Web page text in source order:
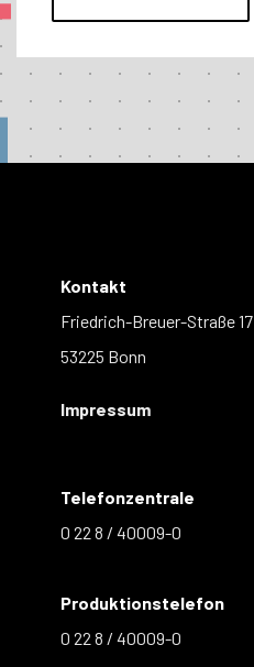
Kontakt
Friedrich-Breuer-Straße 17
53225 Bonn
Impressum
Telefonzentrale
0 22 8 / 40009-0
Produktionstelefon
0 22 8 / 40009-0